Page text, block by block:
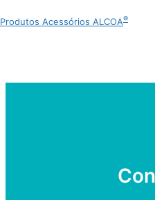
Produtos Acessórios ALCOA®